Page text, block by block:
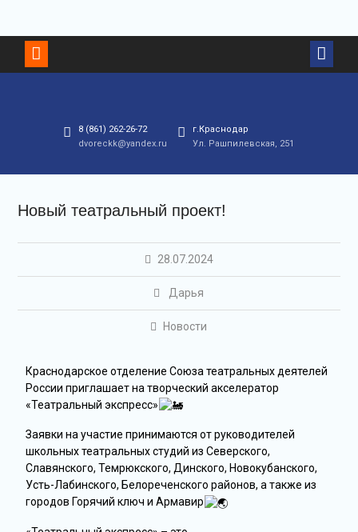
8 (861) 262-26-72
dvoreckk@yandex.ru
г.Краснодар
Ул. Рашпилевская, 251
Новый театральный проект!
28.07.2024
Дарья
Новости
Краснодарское отделение Союза театральных деятелей
России приглашает на творческий акселератор
«Театральный экспресс»
Заявки на участие принимаются от руководителей
школьных театральных студий из Северского,
Славянского, Темрюкского, Динского, Новокубанского,
Усть-Лабинского, Белореченского районов, а также из
городов Горячий ключ и Армавир